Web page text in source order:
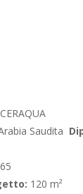
CERAQUA
Saudita
120 m²